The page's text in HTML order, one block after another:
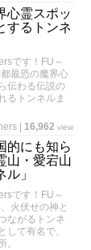
心霊スポッ
するトンネ
です！FU～
最恐の魔界心
伝わる伝説の
るトンネルま
16,962 view
的にも知ら
山・愛宕山
」
です！FU～
火伏せの神と
ながるトンネ
して有名で、
。